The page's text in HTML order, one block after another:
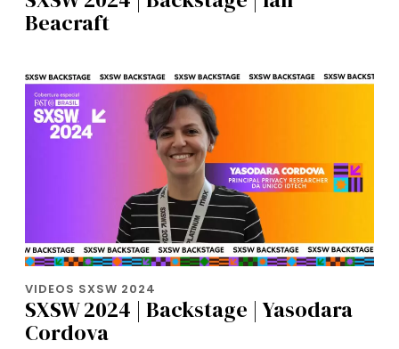
Beacraft
VIDEOS SXSW 2024
SXSW 2024 | Backstage | Yasodara
Cordova